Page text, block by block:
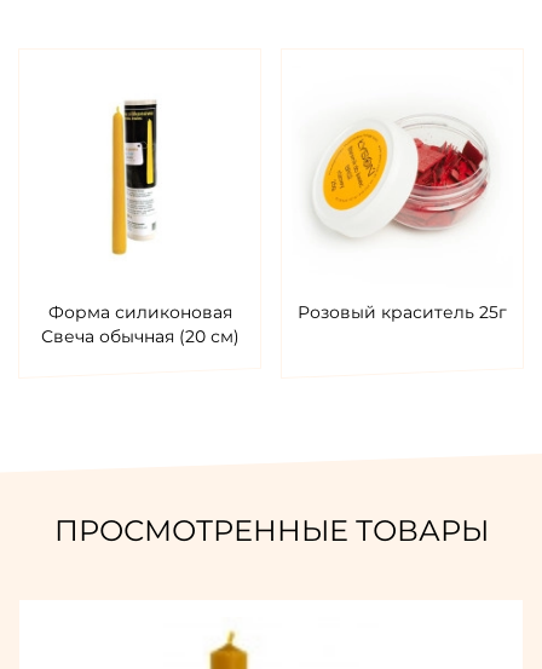
Форма силиконовая
Свеча обычная (20 см)
Розовый краситель 25г
ПРОСМОТРЕННЫЕ ТОВАРЫ